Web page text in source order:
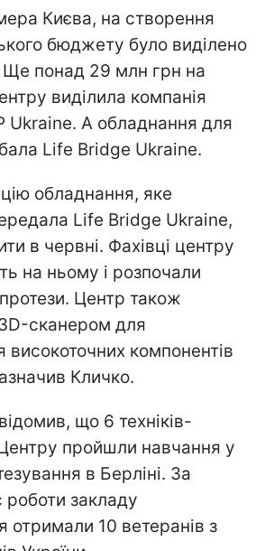
Києва, на створення
бюджету було виділено
Ще понад 29 млн грн на
виділила компанія
Ukraine. А обладнання для
Life Bridge Ukraine.
обладнання, яке
Life Bridge Ukraine,
в червні. Фахівці центру
на ньому і розпочали
Центр також
сканером для
високоточних компонентів
Кличко.
що 6 техніків-
пройшли навчання у
в Берліні. За
роботи закладу
отримали 10 ветеранів з